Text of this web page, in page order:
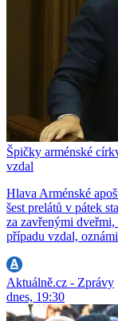
Špičky arménské
vzdal
Hlava Arménské
šest prelátů v pátek
za zavřenými dveřmi,
případu vzdal,
Aktuálně.cz - Zprávy
dnes, 19:30